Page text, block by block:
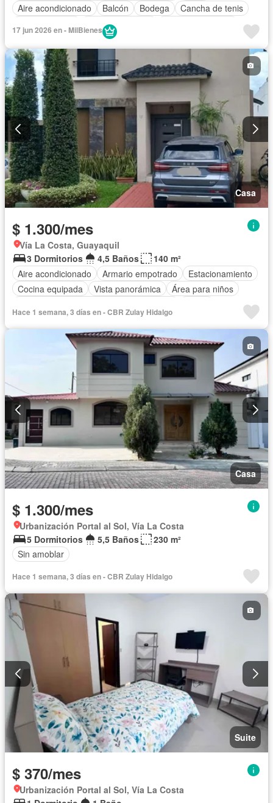
Aire acondicionado
Balcón Bodega
Cancha de tenis
Cocina equipada
Electricidad
Estacionamiento
Garita de guardianía
Parcialmente amoblado
17 jun 2026 en - MilBienes
Casa
$ 1.300/mes
Vía La Costa, Guayaquil
3 Dormitorios
4,5 Baños
140 m²
Aire acondicionado
Armario empotrado
Estacionamiento
Cocina equipada
Vista panorámica
Área para niños
Seguridad
Piscina Completamente amoblado
Hace 1 semana, 3 días en - CBR Zulay Hidalgo
Casa
$ 1.300/mes
Urbanización Portal al Sol, Vía La Costa
5 Dormitorios
5,5 Baños
230 m²
Sin amoblar
Hace 1 semana, 3 días en - CBR Zulay Hidalgo
Suite
$ 370/mes
Urbanización Portal al Sol, Vía La Costa